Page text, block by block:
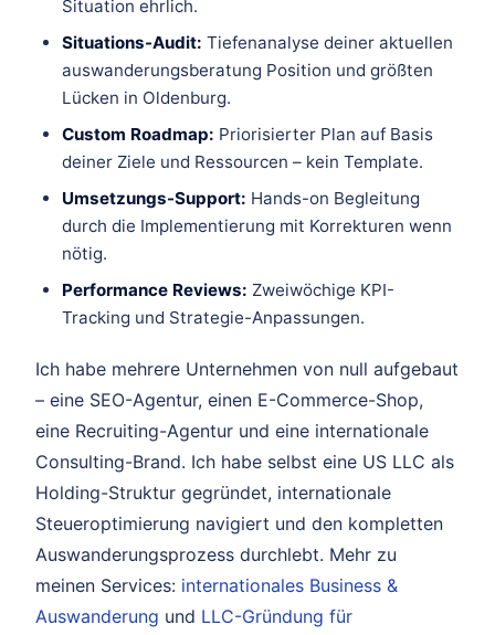
Situation ehrlich.
Situations-Audit: Tiefenanalyse deiner aktuellen
auswanderungsberatung Position und größten
Lücken in Oldenburg.
Custom Roadmap: Priorisierter Plan auf Basis
deiner Ziele und Ressourcen – kein Template.
Umsetzungs-Support: Hands-on Begleitung
durch die Implementierung mit Korrekturen wenn
nötig.
Performance Reviews: Zweiwöchige KPI-
Tracking und Strategie-Anpassungen.
Ich habe mehrere Unternehmen von null aufgebaut
– eine SEO-Agentur, einen E-Commerce-Shop,
eine Recruiting-Agentur und eine internationale
Consulting-Brand. Ich habe selbst eine US LLC als
Holding-Struktur gegründet, internationale
Steueroptimierung navigiert und den kompletten
Auswanderungsprozess durchlebt. Mehr zu
meinen Services: internationales Business &
Auswanderung und LLC-Gründung für